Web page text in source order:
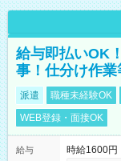
給与即払いOK
事！仕分け作業
派遣 職種未経験OK
WEB登録・面接OK
給与
時給1600円